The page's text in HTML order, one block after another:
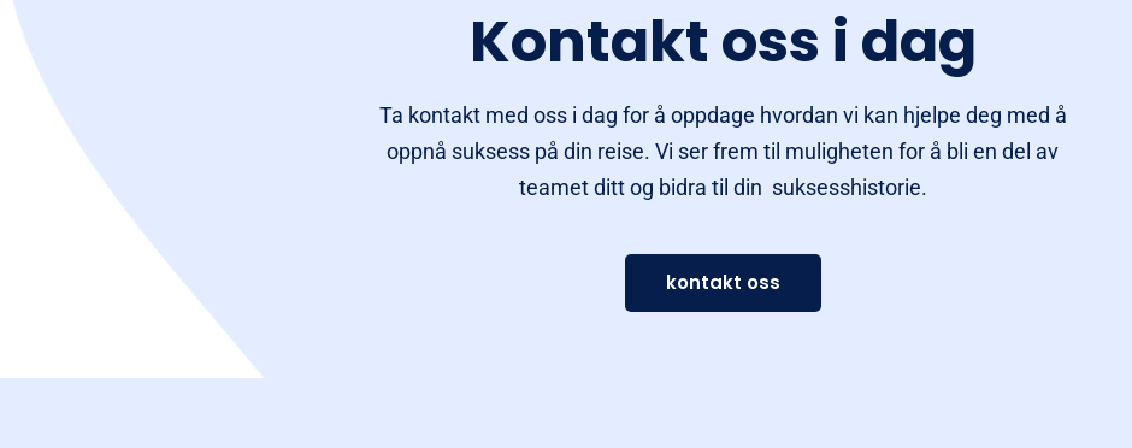
Kontakt oss i dag
Ta kontakt med oss i dag for å oppdage hvordan vi kan hjelpe deg med å
oppnå suksess på din reise. Vi ser frem til muligheten for å bli en del av
teamet ditt og bidra til din suksesshistorie.
kontakt oss